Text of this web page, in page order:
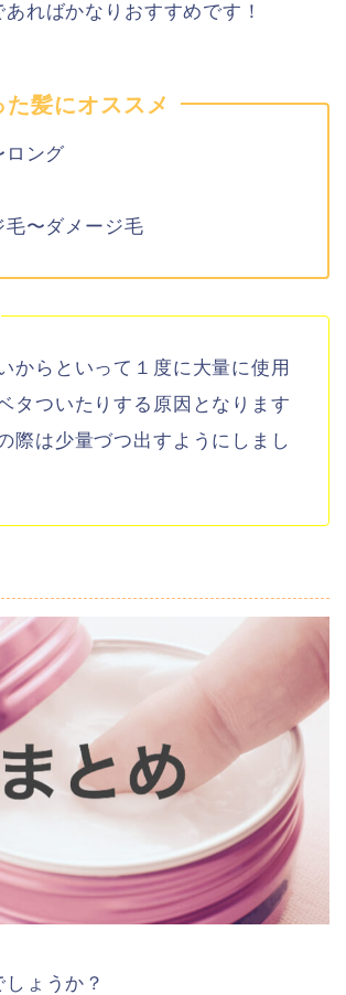
ればかなりおすすめです！
た髪にオススメ
ロング
毛〜ダメージ毛
からといって１度に大量に使用
タついたりする原因となります
際は少量づつ出すようにしまし
ょうか？